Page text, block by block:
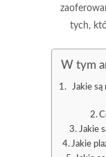
tych,
W tym
Jakie są
Jakie
Jakie